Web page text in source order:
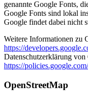
genannte Google Fonts,
Google Fonts sind lokal
Google findet dabei nicht
Weitere Informationen zu
https://
Datenschutzerklärung von
https://
OpenStreetMap